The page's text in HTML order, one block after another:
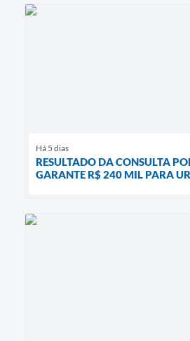
Há 5 dias
RESULTADO DA CONSULTA
GARANTE R$ 240 MIL PARA